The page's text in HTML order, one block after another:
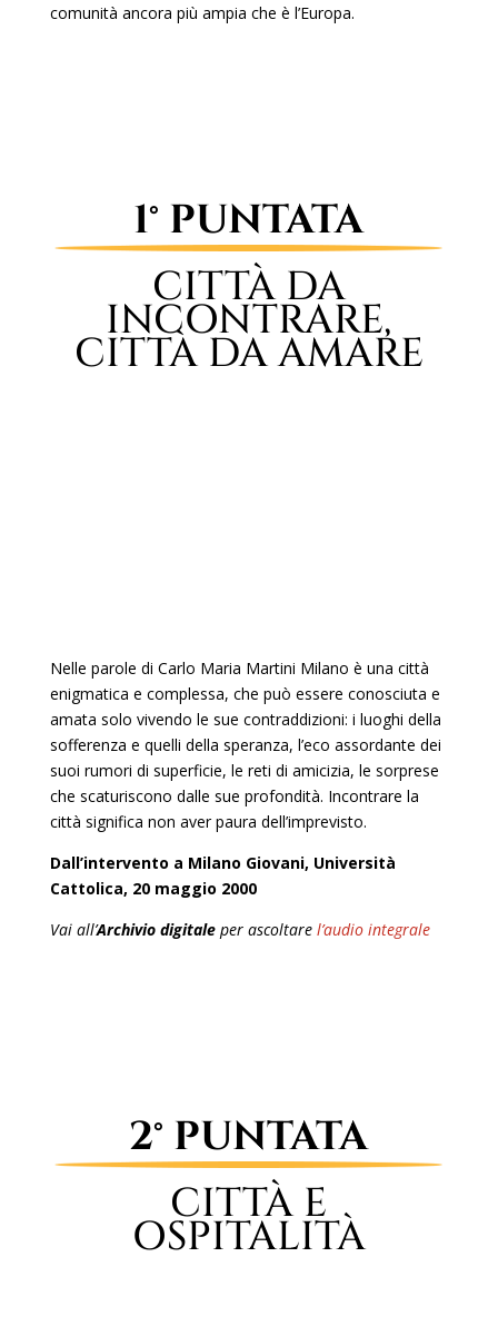
comunità ancora più ampia che è l’Europa.
1° PUNTATA
CITTÀ DA
INCONTRARE,
CITTÀ DA AMARE
Nelle parole di Carlo Maria Martini Milano è una città
enigmatica e complessa, che può essere conosciuta e
amata solo vivendo le sue contraddizioni: i luoghi della
sofferenza e quelli della speranza, l’eco assordante dei
suoi rumori di superficie, le reti di amicizia, le sorprese
che scaturiscono dalle sue profondità. Incontrare la
città significa non aver paura dell’imprevisto.
Dall’intervento a Milano Giovani, Università
Cattolica, 20 maggio 2000
Vai all’Archivio digitale per ascoltare l’audio integrale
2° PUNTATA
CITTÀ E
OSPITALITÀ